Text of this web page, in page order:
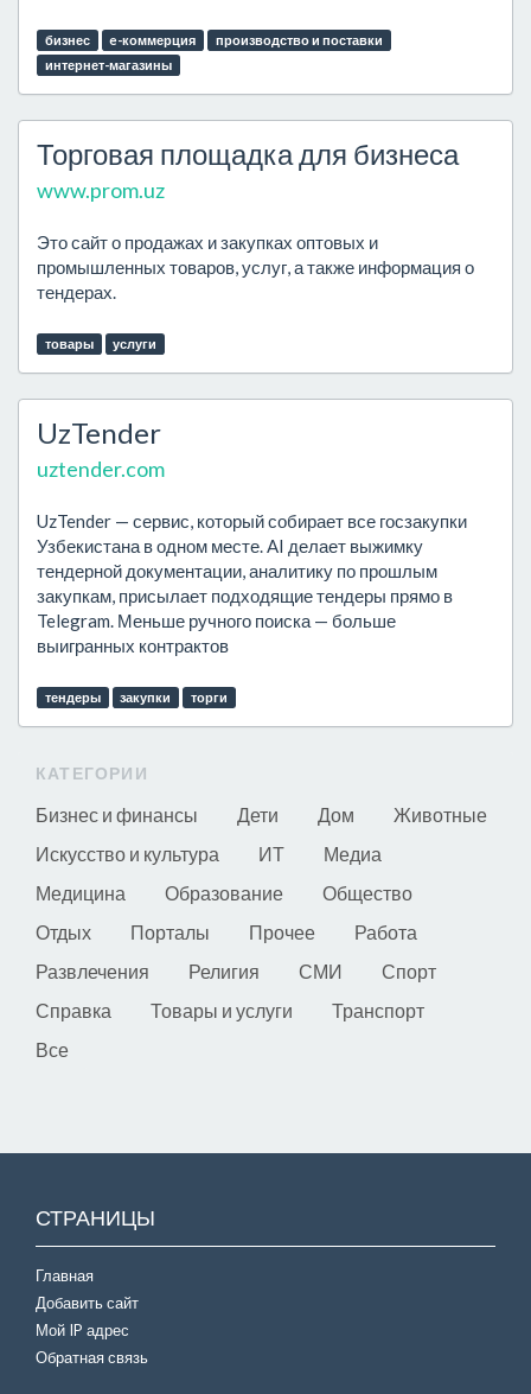
бизнес e-коммерция
производство и поставки
интернет-магазины
Торговая площадка для бизнеса
www.prom.uz
Это сайт о продажах и закупках оптовых и
промышленных товаров, услуг, а также информация о
тендерах.
товары услуги
UzTender
uztender.com
UzTender — сервис, который собирает все госзакупки
Узбекистана в одном месте. AI делает выжимку
тендерной документации, аналитику по прошлым
закупкам, присылает подходящие тендеры прямо в
Telegram. Меньше ручного поиска — больше
выигранных контрактов
тендеры закупки торги
КАТЕГОРИИ
Бизнес и финансы Дети Дом
Животные
Искусство и культура
ИТ
Медиа
Медицина
Образование
Общество
Отдых
Порталы Прочее
Работа
Развлечения
Религия СМИ
Спорт
Справка
Товары и услуги
Транспорт
Все
СТРАНИЦЫ
Главная
Добавить сайт
Мой IP адрес
Обратная связь